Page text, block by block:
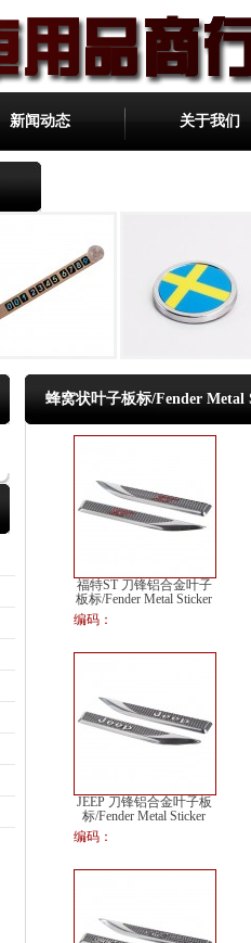
新闻动态 关于我们
蜂窝状叶子板标/Fender Metal
福特ST 刀锋铝合金叶子
板标/Fender Metal Sticker
编码：
JEEP 刀锋铝合金叶子板
标/Fender Metal Sticker
编码：